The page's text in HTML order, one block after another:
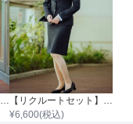
【リクルートセット】1ボタン無地テーラードジャケットスーツ
【リクルートセット】2ボタンテーラードジャケットスーツ
¥6,600(税込)